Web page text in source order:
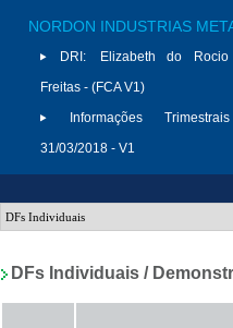
NORDON INDUSTRIAS
DRI:
Elizabeth do
Freitas - (FCA V1)
Informações
31/03/2018 - V1